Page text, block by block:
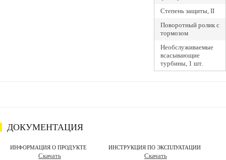
Степень защиты, II
Поворотный ролик с
тормозом
Необслуживаемые
всасывающие
турбины, 1 шт.
ДОКУМЕНТАЦИЯ
ИНФОРМАЦИЯ О ПРОДУКТЕ
Скачать
ИНСТРУКЦИЯ ПО ЭКСПЛУАТАЦИИ
Скачать